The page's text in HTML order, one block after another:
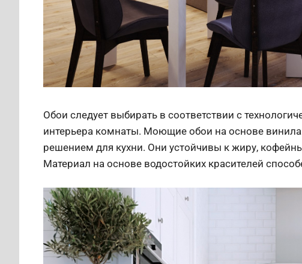
Обои следует выбирать в соответствии с
интерьера комнаты. Моющие обои на основе
решением для кухни. Они устойчивы к жиру,
Материал на основе водостойких красителей